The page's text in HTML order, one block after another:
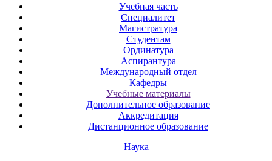
Учебная часть
Специалитет
Магистратура
Студентам
Ординатура
Аспирантура
Международный отдел
Кафедры
Учебные материалы
Дополнительное образование
Аккредитация
Дистанционное образование
Наука